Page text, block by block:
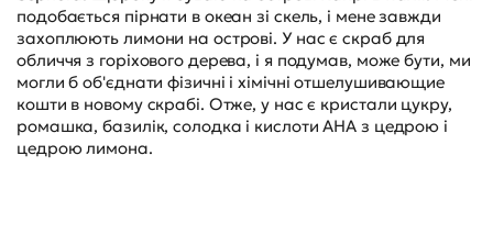
подобається пірнати в океан зі скель, і мене завжди
захоплюють лимони на острові. У нас є скраб для
обличчя з горіхового дерева, і я подумав, може бути, ми
могли б об'єднати фізичні і хімічні отшелушивающие
кошти в новому скрабі. Отже, у нас є кристали цукру,
ромашка, базилік, солодка і кислоти AHA з цедрою і
цедрою лимона.